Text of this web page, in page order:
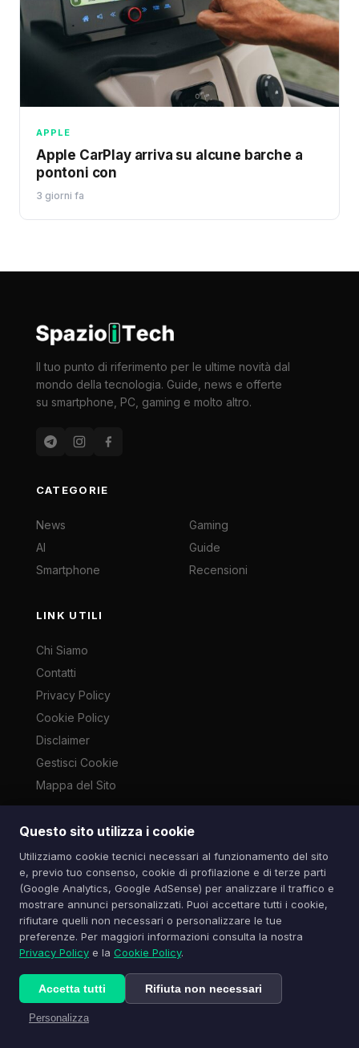
Questo sito utilizza i cookie
Utilizziamo cookie tecnici necessari al funzionamento del sito
e, previo tuo consenso, cookie di profilazione e di terze parti
(Google Analytics, Google AdSense) per analizzare il traffico e
mostrare annunci personalizzati. Puoi accettare tutti i cookie,
rifiutare quelli non necessari o personalizzare le tue
preferenze. Per maggiori informazioni consulta la nostra
Privacy Policy e la Cookie Policy.
Accetta tutti Rifiuta non necessari
Personalizza
APPLE
Apple CarPlay arriva su alcune barche a
pontoni con
3 giorni fa
Il tuo punto di riferimento per le ultime novità dal
mondo della tecnologia. Guide, news e offerte
su smartphone, PC, gaming e molto altro.
CATEGORIE
News
AI
Smartphone
Gaming
Guide
Recensioni
LINK UTILI
Chi Siamo
Contatti
Privacy Policy
Cookie Policy
Disclaimer
Gestisci Cookie
Mappa del Sito
Le immagini presenti su questo sito sono di proprietà dei
cronaca ai sensi dell'art. 70 L. 633/1941. Contatti:
info@spazioitech.it
© 2026 Spazio iTech — Seven Trade SRLS — P.IVA:
04077740985